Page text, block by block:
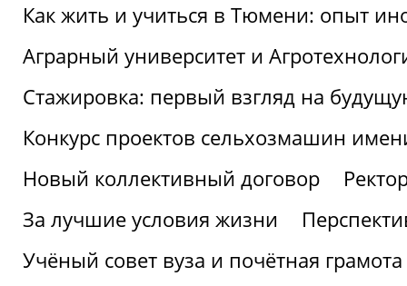
Как жить и учиться в Тюмени: опыт
Аграрный университет и
Стажировка: первый взгляд на
Конкурс проектов сельхозмашин
Новый коллективный договор
За лучшие условия жизни
Учёный совет вуза и почётная